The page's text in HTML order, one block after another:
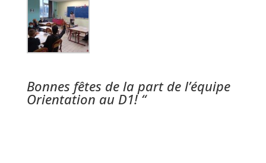
Bonnes fêtes de la part de l’équipe
Orientation au D1! “